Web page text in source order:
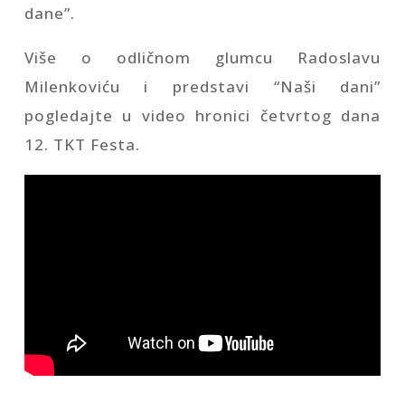
dane”.
Više o odličnom glumcu Radoslavu
Milenkoviću i predstavi “Naši dani”
pogledajte u video hronici četvrtog dana
12. TKT Festa.